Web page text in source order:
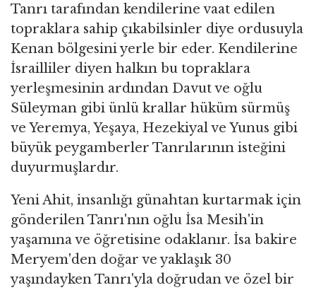
Tanrı tarafından kendilerine vaat edilen
topraklara sahip çıkabilsinler diye ordusuyla
Kenan bölgesini yerle bir eder. Kendilerine
İsrailliler diyen halkın bu topraklara
yerleşmesinin ardından Davut ve oğlu
Süleyman gibi ünlü krallar hüküm sürmüş
ve Yeremya, Yeşaya, Hezekiyal ve Yunus gibi
büyük peygamberler Tanrılarının isteğini
duyurmuşlardır.
Yeni Ahit, insanlığı günahtan kurtarmak için
gönderilen Tanrı'nın oğlu İsa Mesih'in
yaşamına ve öğretisine odaklanır. İsa bakire
Meryem'den doğar ve yaklaşık 30
yaşındayken Tanrı'yla doğrudan ve özel bir